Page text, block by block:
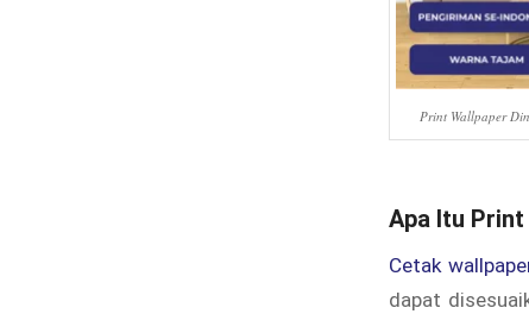
Print Wallpaper
Apa Itu
Cetak
dapat